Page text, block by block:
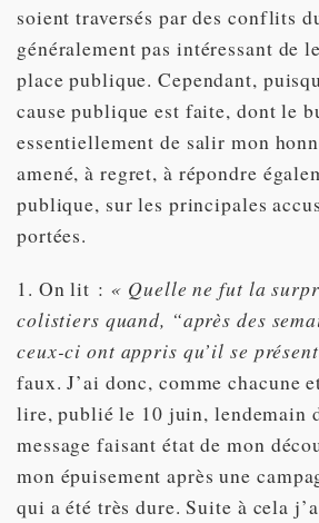
soient traversés par des conflits
généralement pas intéressant de
place publique. Cependant,
cause publique est faite, dont le
essentiellement de salir mon
amené, à regret, à répondre
publique, sur les principales
portées.
1. On lit : « Quelle ne fut la
colistiers quand, “après des
ceux-ci ont appris qu’il se
faux. J’ai donc, comme chacune
lire, publié le 10 juin, lendemain
message faisant état de mon
mon épuisement après une
qui a été très dure. Suite à cela